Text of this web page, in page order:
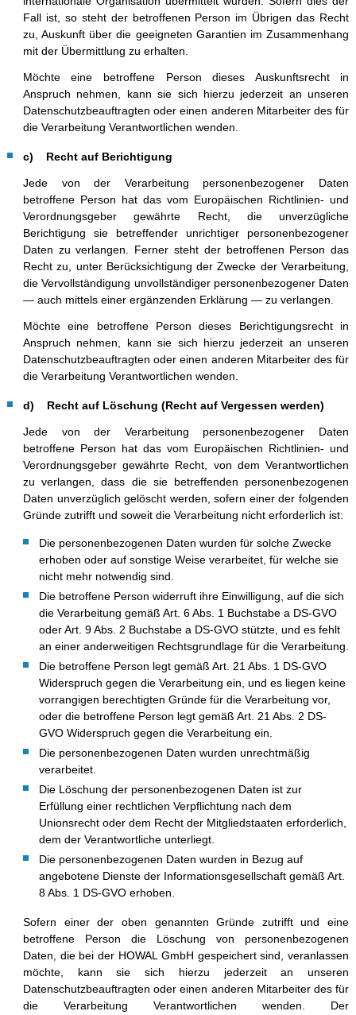
Fall ist, so steht der betroffenen Person im Übrigen das Recht
zu, Auskunft über die geeigneten Garantien im Zusammenhang
mit der Übermittlung zu erhalten.
Möchte eine betroffene Person dieses Auskunftsrecht in
Anspruch nehmen, kann sie sich hierzu jederzeit an unseren
Datenschutzbeauftragten oder einen anderen Mitarbeiter des für
die Verarbeitung Verantwortlichen wenden.
c) Recht auf Berichtigung
Jede von der Verarbeitung personenbezogener Daten
betroffene Person hat das vom Europäischen Richtlinien- und
Verordnungsgeber gewährte Recht, die unverzügliche
Berichtigung sie betreffender unrichtiger personenbezogener
Daten zu verlangen. Ferner steht der betroffenen Person das
Recht zu, unter Berücksichtigung der Zwecke der Verarbeitung,
die Vervollständigung unvollständiger personenbezogener Daten
— auch mittels einer ergänzenden Erklärung — zu verlangen.
Möchte eine betroffene Person dieses Berichtigungsrecht in
Anspruch nehmen, kann sie sich hierzu jederzeit an unseren
Datenschutzbeauftragten oder einen anderen Mitarbeiter des für
die Verarbeitung Verantwortlichen wenden.
d) Recht auf Löschung (Recht auf Vergessen werden)
Jede von der Verarbeitung personenbezogener Daten
betroffene Person hat das vom Europäischen Richtlinien- und
Verordnungsgeber gewährte Recht, von dem Verantwortlichen
zu verlangen, dass die sie betreffenden personenbezogenen
Daten unverzüglich gelöscht werden, sofern einer der folgenden
Gründe zutrifft und soweit die Verarbeitung nicht erforderlich ist:
Die personenbezogenen Daten wurden für solche Zwecke
erhoben oder auf sonstige Weise verarbeitet, für welche sie
nicht mehr notwendig sind.
Die betroffene Person widerruft ihre Einwilligung, auf die sich
die Verarbeitung gemäß Art. 6 Abs. 1 Buchstabe a DS-GVO
oder Art. 9 Abs. 2 Buchstabe a DS-GVO stützte, und es fehlt
an einer anderweitigen Rechtsgrundlage für die Verarbeitung.
Die betroffene Person legt gemäß Art. 21 Abs. 1 DS-GVO
Widerspruch gegen die Verarbeitung ein, und es liegen keine
vorrangigen berechtigten Gründe für die Verarbeitung vor,
oder die betroffene Person legt gemäß Art. 21 Abs. 2 DS-
GVO Widerspruch gegen die Verarbeitung ein.
Die personenbezogenen Daten wurden unrechtmäßig
verarbeitet.
Die Löschung der personenbezogenen Daten ist zur
Erfüllung einer rechtlichen Verpflichtung nach dem
Unionsrecht oder dem Recht der Mitgliedstaaten erforderlich,
dem der Verantwortliche unterliegt.
Die personenbezogenen Daten wurden in Bezug auf
angebotene Dienste der Informationsgesellschaft gemäß Art.
8 Abs. 1 DS-GVO erhoben.
Sofern einer der oben genannten Gründe zutrifft und eine
betroffene Person die Löschung von personenbezogenen
Daten, die bei der HOWAL GmbH gespeichert sind, veranlassen
möchte, kann sie sich hierzu jederzeit an unseren
Datenschutzbeauftragten oder einen anderen Mitarbeiter des für
die Verarbeitung Verantwortlichen wenden. Der